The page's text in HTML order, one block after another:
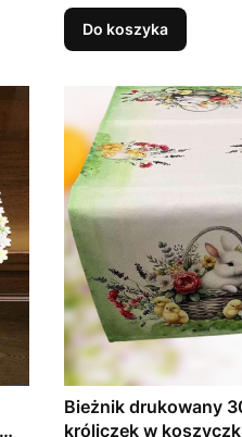
Do koszyka
Bieżnik drukowany
króliczek w